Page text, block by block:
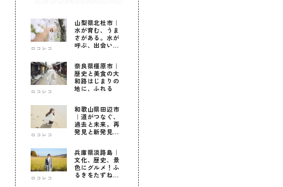
ロコレコ
山梨県北杜市｜
水が育む、うま
さがある。水が
呼ぶ、出会いが
ロコレコ
奈良県橿原市｜
歴史と美食の大
和路はじまりの
地に、ふれる
ロコレコ
和歌山県田辺市
｜道がつなぐ、
過去と未来。再
発見と新発見の
ロコレコ
兵庫県淡路島｜
文化、歴史、景
色にグルメ！ふ
るきをたずねて